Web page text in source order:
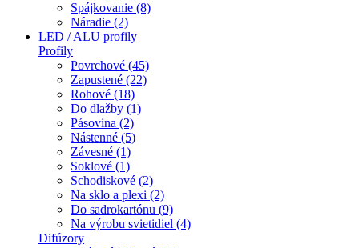
Spájkovanie (8)
Náradie (2)
LED / ALU profily
Profily
Povrchové (45)
Zapustené (22)
Rohové (18)
Do dlažby (1)
Pásovina (2)
Nástenné (5)
Závesné (1)
Soklové (1)
Schodiskové (2)
Na sklo a plexi (2)
Do sadrokartónu (9)
Na výrobu svietidiel (4)
Difúzory